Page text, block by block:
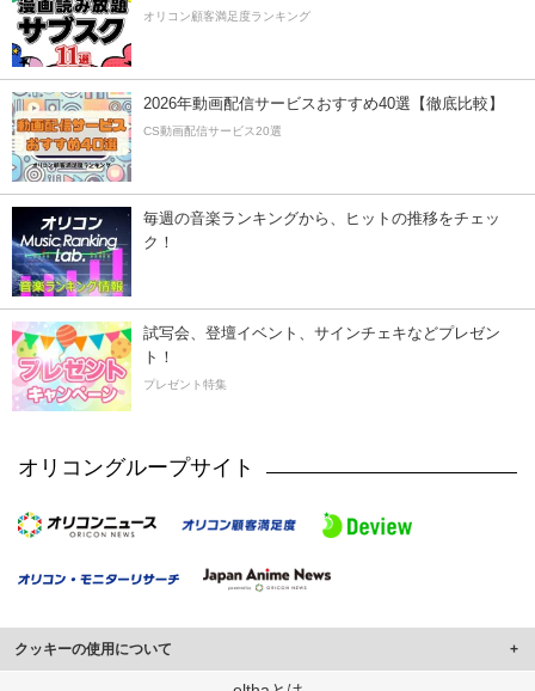
オリコン顧客満足度ランキング
2026年動画配信サービスおすすめ40選【徹底比較】
CS動画配信サービス20選
毎週の音楽ランキングから、ヒットの推移をチェッ
ク！
試写会、登壇イベント、サインチェキなどプレゼン
ト！
プレゼント特集
オリコングループサイト
クッキーの使用について